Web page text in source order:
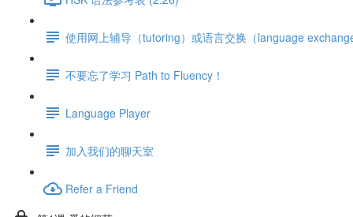
使用网上辅导（tutoring）或语言交换（language
不要忘了学习 Path to Fluency！
Language Player
加入我们的聊天室
Refer a Friend